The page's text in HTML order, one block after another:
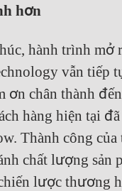
hơn
hành trình mở
vẫn tiếp
chân thành
hàng hiện tại
Thành công của
chất lượng sản
lược thương